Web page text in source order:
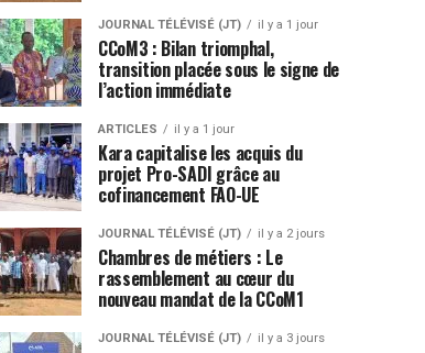
JOURNAL TÉLÉVISÉ (JT) il y a 1 jour
CCoM3 : Bilan triomphal,
transition placée sous le signe de
l’action immédiate
ARTICLES il y a 1 jour
Kara capitalise les acquis du
projet Pro-SADI grâce au
cofinancement FAO-UE
JOURNAL TÉLÉVISÉ (JT) il y a 2 jours
Chambres de métiers : Le
rassemblement au cœur du
nouveau mandat de la CCoM1
JOURNAL TÉLÉVISÉ (JT) il y a 3 jours